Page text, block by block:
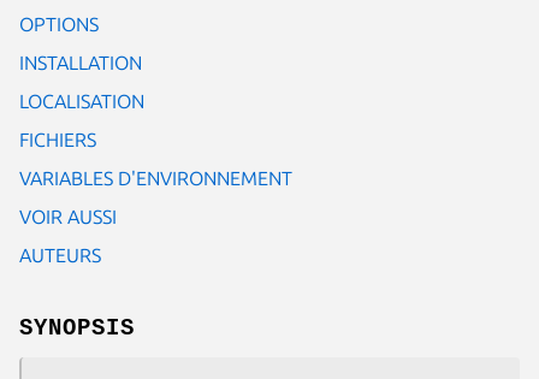
OPTIONS
INSTALLATION
LOCALISATION
FICHIERS
VARIABLES D'ENVIRONNEMENT
VOIR AUSSI
AUTEURS
SYNOPSIS